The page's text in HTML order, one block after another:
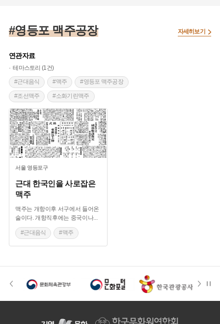
#영등포 맥주공장
연관자료
테마스토리 (1건)
#근대음식
#맥주 #영등포 맥주공장
#조선맥주 #소화기린맥주
자세히보기
서울 영등포구
근대 한국인을 사로잡은
맥주
맥주는 개항이후 서구에서 들어온
술이다. 개항직후에는 중국이나...
#근대음식 #맥주
#영등포 맥주공장